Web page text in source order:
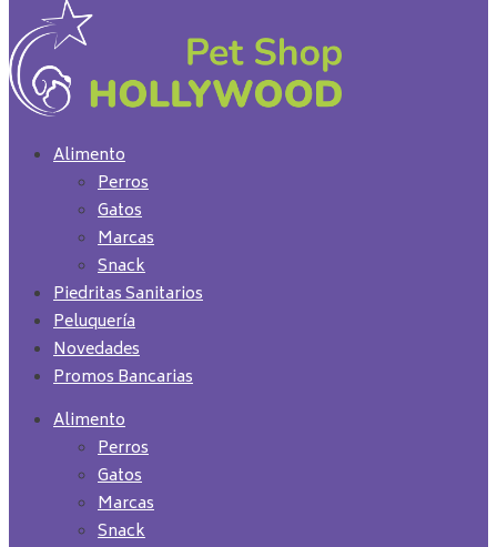
Alimento
Perros
Gatos
Marcas
Snack
Piedritas Sanitarios
Peluquería
Novedades
Promos Bancarias
Alimento
Perros
Gatos
Marcas
Snack